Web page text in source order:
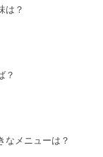
は？
？
なメニューは？